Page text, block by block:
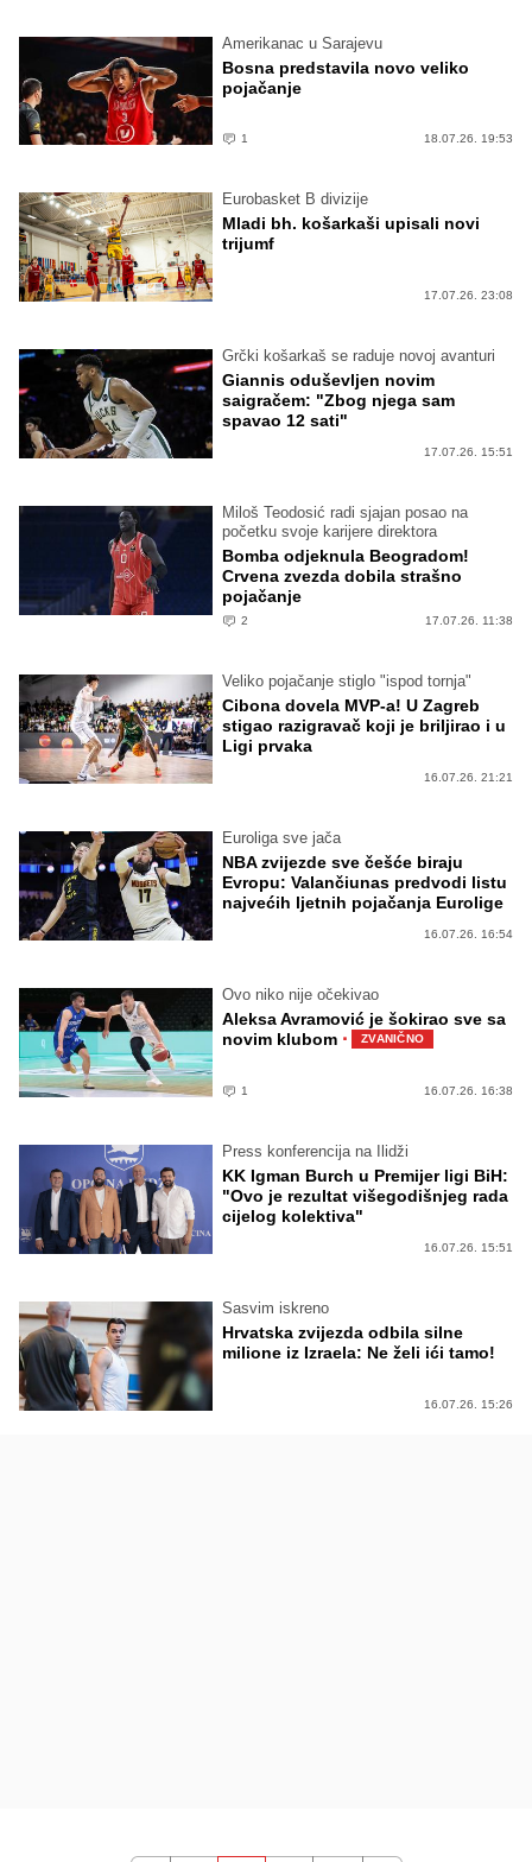
Amerikanac u Sarajevu
Bosna predstavila novo veliko
pojačanje
1 18.07.26. 19:53
Eurobasket B divizije
Mladi bh. košarkaši upisali novi
trijumf
17.07.26. 23:08
Grčki košarkaš se raduje novoj avanturi
Giannis oduševljen novim
saigračem: "Zbog njega sam
spavao 12 sati"
17.07.26. 15:51
Miloš Teodosić radi sjajan posao na
početku svoje karijere direktora
Bomba odjeknula Beogradom!
Crvena zvezda dobila strašno
pojačanje
2 17.07.26. 11:38
Veliko pojačanje stiglo "ispod tornja"
Cibona dovela MVP-a! U Zagreb
stigao razigravač koji je briljirao i u
Ligi prvaka
16.07.26. 21:21
Euroliga sve jača
NBA zvijezde sve češće biraju
Evropu: Valančiunas predvodi listu
najvećih ljetnih pojačanja Eurolige
16.07.26. 16:54
Ovo niko nije očekivao
Aleksa Avramović je šokirao sve sa
novim klubom · ZVANIČNO
1 16.07.26. 16:38
Press konferencija na Ilidži
KK Igman Burch u Premijer ligi BiH:
"Ovo je rezultat višegodišnjeg rada
cijelog kolektiva"
16.07.26. 15:51
Sasvim iskreno
Hrvatska zvijezda odbila silne
milione iz Izraela: Ne želi ići tamo!
16.07.26. 15:26